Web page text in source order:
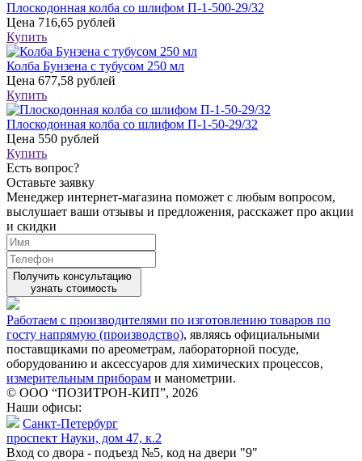
Плоскодонная колба со шлифом П-1-500-29/32
Цена 716,65 рублей
Купить
Колба Бунзена с тубусом 250 мл
Цена 677,58 рублей
Купить
Плоскодонная колба со шлифом П-1-50-29/32
Цена 550 рублей
Купить
Есть вопрос?
Оставьте заявку
Менеджер интернет-магазина поможет с любым вопросом,
выслушает ваши отзывы и предложения, расскажет про акции
и скидки
Получить консультацию
узнать стоимость
Работаем с производителями по изготовлению товаров по
госту напрямую (производство), являясь официальными
поставщиками по ареометрам, лабораторной посуде,
оборудованию и аксессуаров для химических процессов,
измерительным приборам и манометрии.
© ООО “ПОЗИТРОН-КИП”, 2026
Наши офисы:
Санкт-Петербург
проспект Науки, дом 47, к.2
Вход со двора - подъезд №5, код на двери "9"